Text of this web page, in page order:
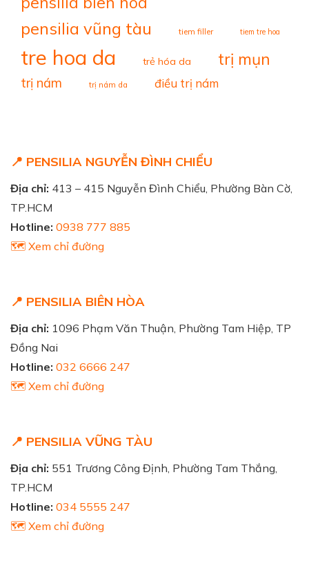
pensilia vũng tàu tiem filler tiem tre hoa
tre hoa da trẻ hóa da trị mụn
trị nám trị nám da điều trị nám
📍 PENSILIA NGUYỄN ĐÌNH CHIỂU
Địa chỉ: 413 – 415 Nguyễn Đình Chiểu, Phường Bàn Cờ,
TP.HCM
Hotline: 0938 777 885
🗺️ Xem chỉ đường
📍 PENSILIA BIÊN HÒA
Địa chỉ: 1096 Phạm Văn Thuận, Phường Tam Hiệp, TP
Đồng Nai
Hotline: 032 6666 247
🗺️ Xem chỉ đường
📍 PENSILIA VŨNG TÀU
Địa chỉ: 551 Trương Công Định, Phường Tam Thắng,
TP.HCM
Hotline: 034 5555 247
🗺️ Xem chỉ đường